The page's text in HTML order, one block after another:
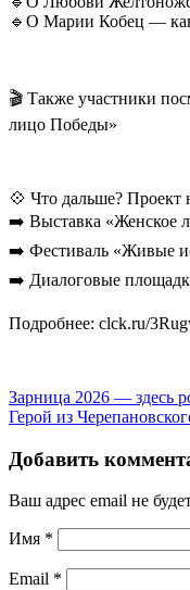
🔹О Марии Кобец —
🎬 Также участники
лицо Победы»
💠 Что дальше? Проект
➡️ Выставка «Женское
➡️ Фестиваль «Живые
➡️ Диалоговые
Подробнее: clck.ru/
Зарница 2026 — здесь
Герой из
Добавить
Ваш адрес email не
Имя *
Email *